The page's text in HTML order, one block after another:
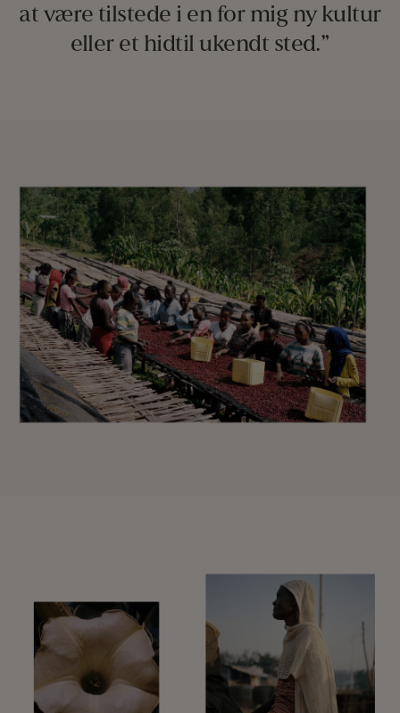
at være tilstede i en for mig ny kultur
eller et hidtil ukendt sted.”